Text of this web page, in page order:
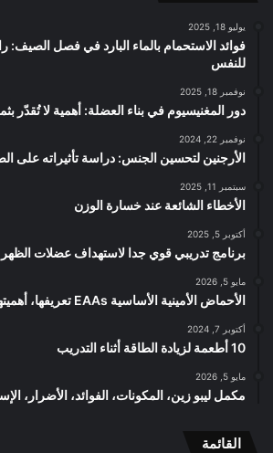
يوليو 18, 2025
فوائد الاستحمام بالماء البارد في فصل الصيف:
للنفس
نوفمبر 18, 2025
دور المغنيسيوم في بناء العضلة: أهمية لا تُقدّر
نوفمبر 22, 2024
الأرجنين لتحسين الجنس: دراسة تأثيراته على
سبتمبر 11, 2025
الأخطاء الشائعة عند خسارة الوزن
أكتوبر 5, 2025
برنامج تدريبي قوي جدا لاستهداف عضلات الظهر
مايو 5, 2026
الأحماض الأمينية الأساسية EAAs تعريفها، أهميتها، مصادرها، وفوائدها
أكتوبر 7, 2024
10 أطعمة لزيادة الطاقة أثناء التدريب
مايو 5, 2026
مكمل ليبو زين، المكونات، الفوائد، الأضرار،
القائمة